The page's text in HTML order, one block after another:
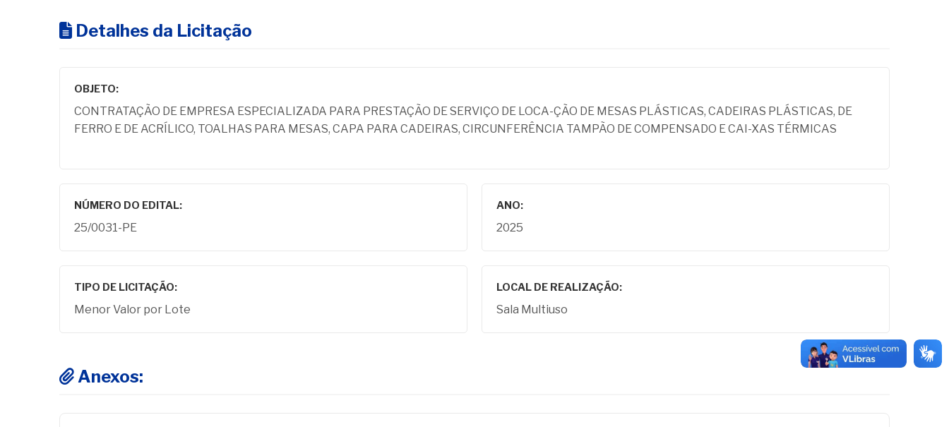
Detalhes da Licitação
OBJETO:
CONTRATAÇÃO DE EMPRESA ESPECIALIZADA PARA PRESTAÇÃO DE SERVIÇO DE LOCA-ÇÃO DE MESAS PLÁSTICAS, CADEIRAS PLÁSTICAS, DE
FERRO E DE ACRÍLICO, TOALHAS PARA MESAS, CAPA PARA CADEIRAS, CIRCUNFERÊNCIA TAMPÃO DE COMPENSADO E CAI-XAS TÉRMICAS
NÚMERO DO EDITAL:
25/0031-PE
ANO:
2025
TIPO DE LICITAÇÃO:
Menor Valor por Lote
LOCAL DE REALIZAÇÃO:
Sala Multiuso
Anexos: